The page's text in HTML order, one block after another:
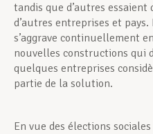
tandis que d’autres
d’autres entreprises et
s’aggrave continuellement
nouvelles constructions qui
quelques entreprises
partie de la solution.
En vue des élections